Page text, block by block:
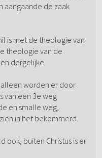
aangaande de zaak
is met de theologie van
theologie van de
dergelijke.
worden er door
van een 3e weg
en smalle weg,
in het bekommerd
ook, buiten Christus is er